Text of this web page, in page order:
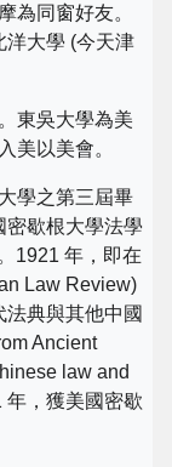
為同窗好友。
洋大學 (今天津
東吳大學為美
美以美會。
學之第三屆畢
密歇根大學法學
1921 年，即在
Law Review)
典與其他中國
Ancient
law and
年，獲美國密歇